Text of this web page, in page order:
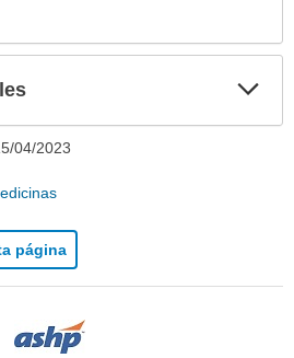
04/2023
página